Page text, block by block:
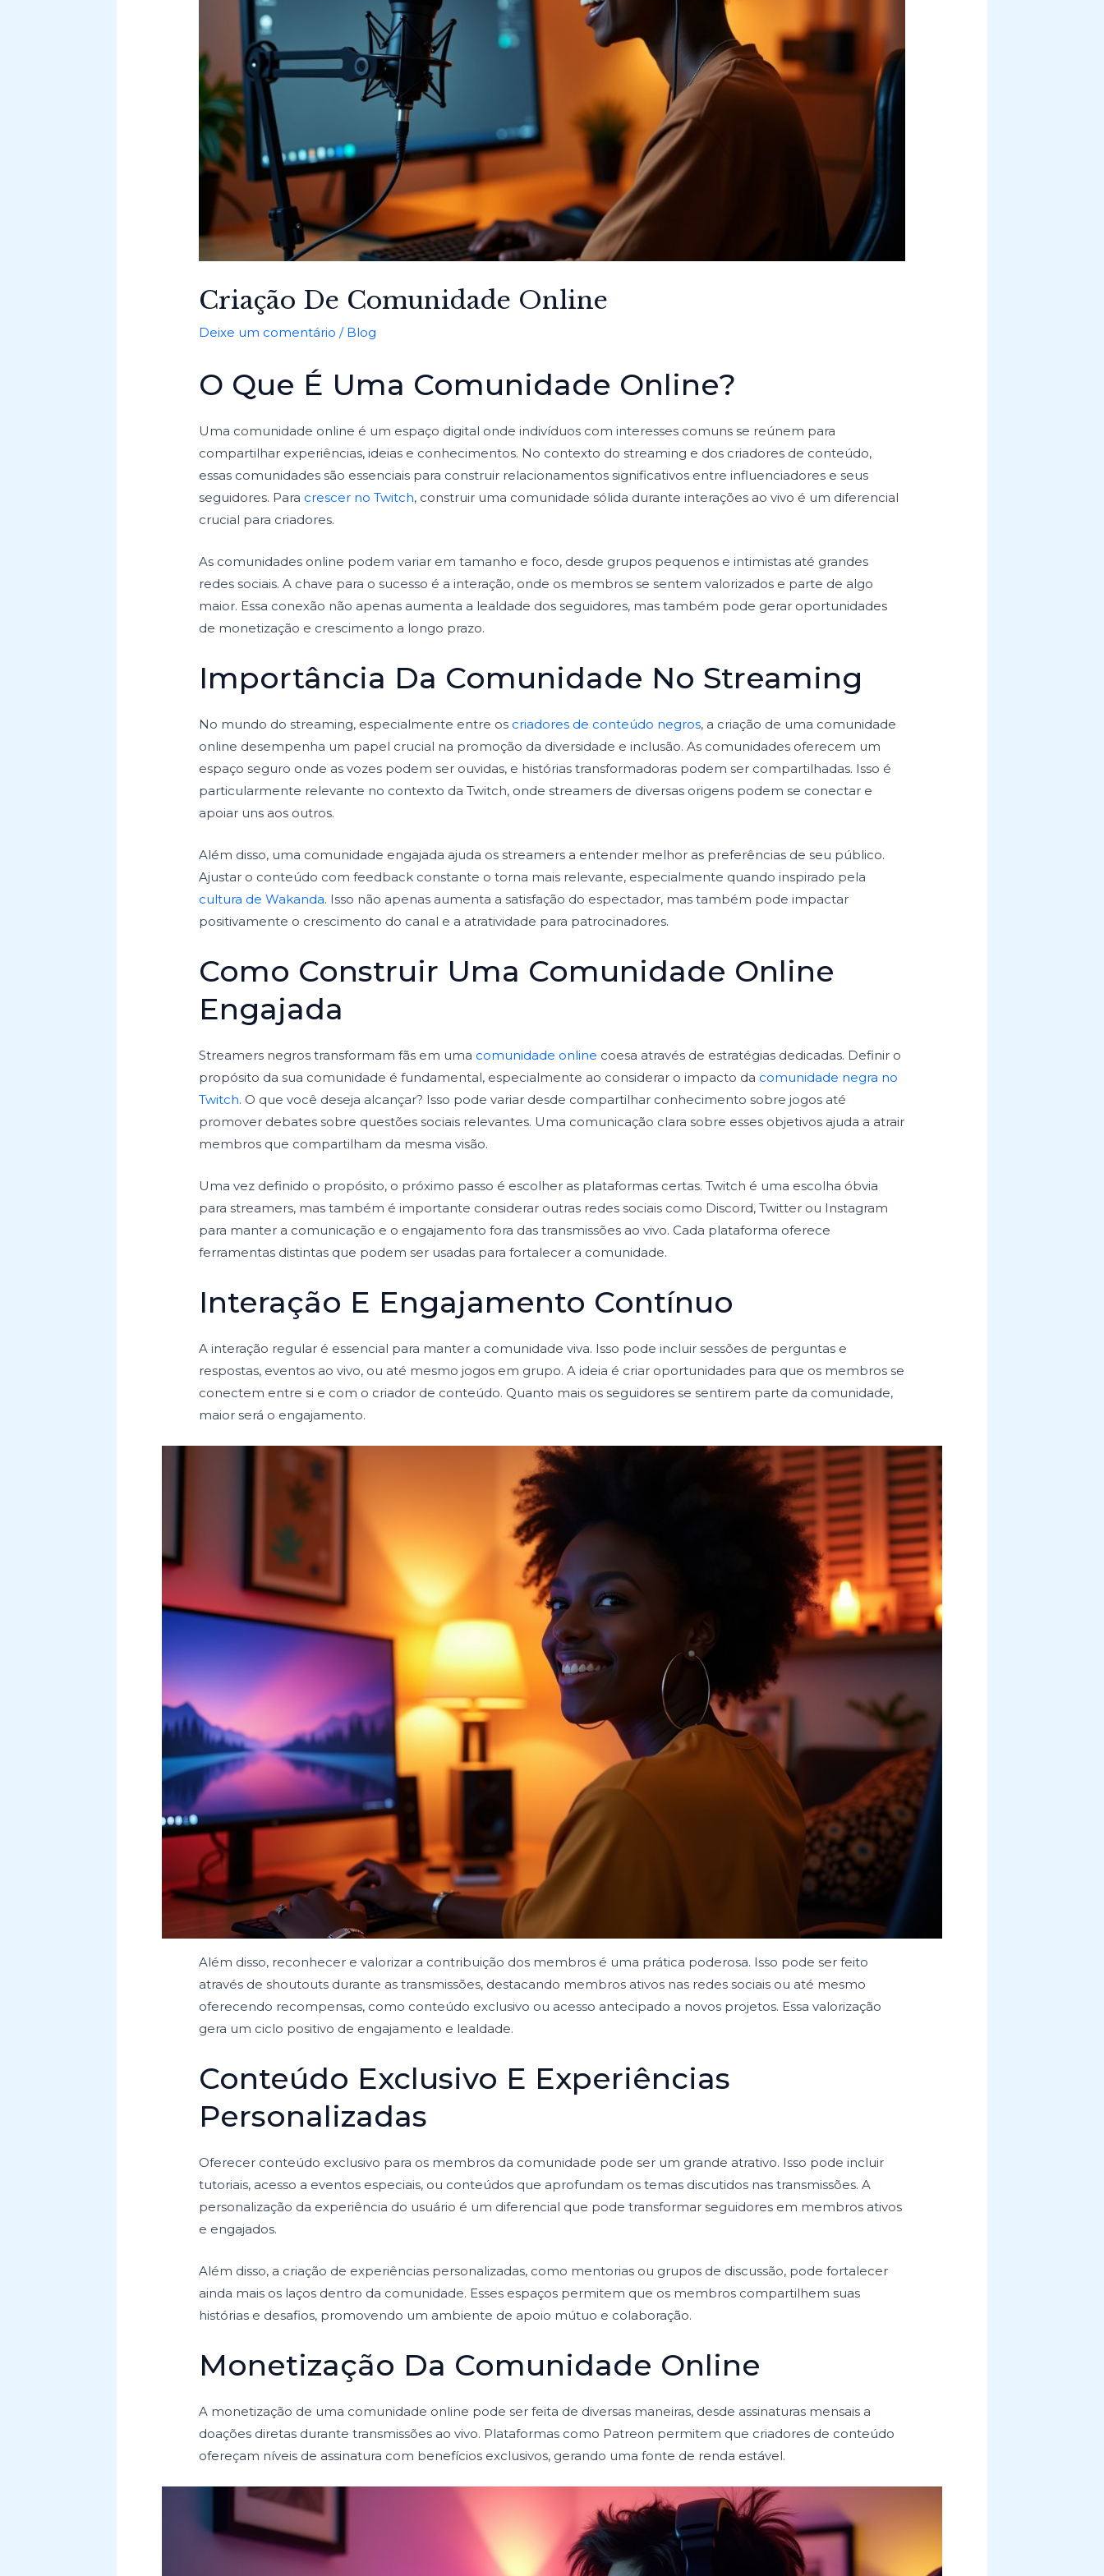
Criação De Comunidade Online
Deixe um comentário / Blog
O Que É Uma Comunidade Online?
Uma comunidade online é um espaço digital onde indivíduos com interesses comuns se reúnem para
compartilhar experiências, ideias e conhecimentos. No contexto do streaming e dos criadores de conteúdo,
essas comunidades são essenciais para construir relacionamentos significativos entre influenciadores e seus
seguidores. Para crescer no Twitch, construir uma comunidade sólida durante interações ao vivo é um diferencial
crucial para criadores.
As comunidades online podem variar em tamanho e foco, desde grupos pequenos e intimistas até grandes
redes sociais. A chave para o sucesso é a interação, onde os membros se sentem valorizados e parte de algo
maior. Essa conexão não apenas aumenta a lealdade dos seguidores, mas também pode gerar oportunidades
de monetização e crescimento a longo prazo.
Importância Da Comunidade No Streaming
No mundo do streaming, especialmente entre os criadores de conteúdo negros, a criação de uma comunidade
online desempenha um papel crucial na promoção da diversidade e inclusão. As comunidades oferecem um
espaço seguro onde as vozes podem ser ouvidas, e histórias transformadoras podem ser compartilhadas. Isso é
particularmente relevante no contexto da Twitch, onde streamers de diversas origens podem se conectar e
apoiar uns aos outros.
Além disso, uma comunidade engajada ajuda os streamers a entender melhor as preferências de seu público.
Ajustar o conteúdo com feedback constante o torna mais relevante, especialmente quando inspirado pela
cultura de Wakanda. Isso não apenas aumenta a satisfação do espectador, mas também pode impactar
positivamente o crescimento do canal e a atratividade para patrocinadores.
Como Construir Uma Comunidade Online
Engajada
Streamers negros transformam fãs em uma comunidade online coesa através de estratégias dedicadas. Definir o
propósito da sua comunidade é fundamental, especialmente ao considerar o impacto da comunidade negra no
Twitch. O que você deseja alcançar? Isso pode variar desde compartilhar conhecimento sobre jogos até
promover debates sobre questões sociais relevantes. Uma comunicação clara sobre esses objetivos ajuda a atrair
membros que compartilham da mesma visão.
Uma vez definido o propósito, o próximo passo é escolher as plataformas certas. Twitch é uma escolha óbvia
para streamers, mas também é importante considerar outras redes sociais como Discord, Twitter ou Instagram
para manter a comunicação e o engajamento fora das transmissões ao vivo. Cada plataforma oferece
ferramentas distintas que podem ser usadas para fortalecer a comunidade.
Interação E Engajamento Contínuo
A interação regular é essencial para manter a comunidade viva. Isso pode incluir sessões de perguntas e
respostas, eventos ao vivo, ou até mesmo jogos em grupo. A ideia é criar oportunidades para que os membros se
conectem entre si e com o criador de conteúdo. Quanto mais os seguidores se sentirem parte da comunidade,
maior será o engajamento.
Além disso, reconhecer e valorizar a contribuição dos membros é uma prática poderosa. Isso pode ser feito
através de shoutouts durante as transmissões, destacando membros ativos nas redes sociais ou até mesmo
oferecendo recompensas, como conteúdo exclusivo ou acesso antecipado a novos projetos. Essa valorização
gera um ciclo positivo de engajamento e lealdade.
Conteúdo Exclusivo E Experiências
Personalizadas
Oferecer conteúdo exclusivo para os membros da comunidade pode ser um grande atrativo. Isso pode incluir
tutoriais, acesso a eventos especiais, ou conteúdos que aprofundam os temas discutidos nas transmissões. A
personalização da experiência do usuário é um diferencial que pode transformar seguidores em membros ativos
e engajados.
Além disso, a criação de experiências personalizadas, como mentorias ou grupos de discussão, pode fortalecer
ainda mais os laços dentro da comunidade. Esses espaços permitem que os membros compartilhem suas
histórias e desafios, promovendo um ambiente de apoio mútuo e colaboração.
Monetização Da Comunidade Online
A monetização de uma comunidade online pode ser feita de diversas maneiras, desde assinaturas mensais a
doações diretas durante transmissões ao vivo. Plataformas como Patreon permitem que criadores de conteúdo
ofereçam níveis de assinatura com benefícios exclusivos, gerando uma fonte de renda estável.